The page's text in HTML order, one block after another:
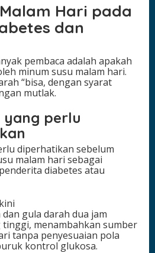
Hari pada
dan
pembaca adalah apakah
minum susu malam hari.
“bisa, dengan syarat
mutlak.
perlu
diperhatikan sebelum
malam hari sebagai
diabetes atau
gula darah dua jam
menambahkan sumber
tanpa penyesuaian pola
kontrol glukosa.